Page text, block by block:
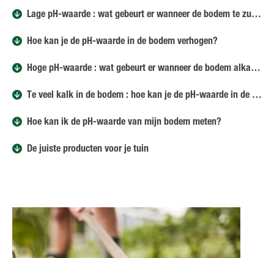
Lage pH-waarde : wat gebeurt er wanneer de bodem te zuur is?
Hoe kan je de pH-waarde in de bodem verhogen?
Hoge pH-waarde : wat gebeurt er wanneer de bodem alkalisch is?
Te veel kalk in de bodem : hoe kan je de pH-waarde in de bodem verlagen?
Hoe kan ik de pH-waarde van mijn bodem meten?
De juiste producten voor je tuin